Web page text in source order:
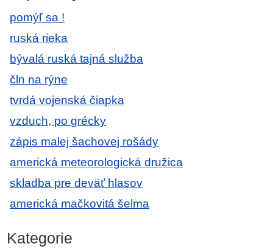
pomýľ sa !
ruská rieka
bývalá ruská tajná služba
čln na rýne
tvrdá vojenská čiapka
vzduch, po grécky
zápis malej šachovej rošády
americká meteorologická družica
skladba pre deväť hlasov
americká mačkovitá šelma
Kategorie